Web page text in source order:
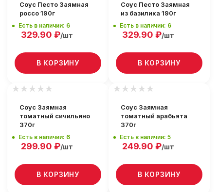
Соус Песто Заямная
россо 190г
Есть в наличии: 6
329.90 ₽/шт
В КОРЗИНУ
Соус Песто Заямная
из базилика 190г
Есть в наличии: 6
329.90 ₽/шт
В КОРЗИНУ
Соус Заямная
томатный сичильяно
370г
Есть в наличии: 6
299.90 ₽/шт
В КОРЗИНУ
Соус Заямная
томатный арабьята
370г
Есть в наличии: 5
249.90 ₽/шт
В КОРЗИНУ